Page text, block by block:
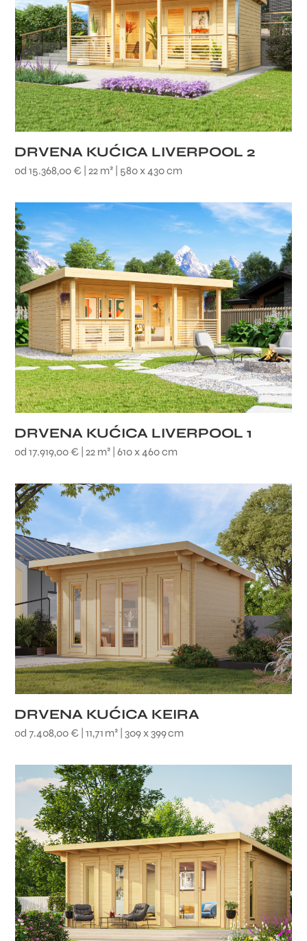
DRVENA KUĆICA LIVERPOOL 2
od 15.368,00 € | 22 m² | 580 x 430 cm
DRVENA KUĆICA LIVERPOOL 1
od 17.919,00 € | 22 m² | 610 x 460 cm
DRVENA KUĆICA KEIRA
od 7.408,00 € | 11,71 m² | 309 x 399 cm